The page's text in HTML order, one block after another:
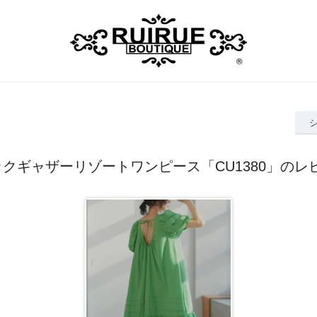
ギャザーリゾートワンピース「CU1380」のレ